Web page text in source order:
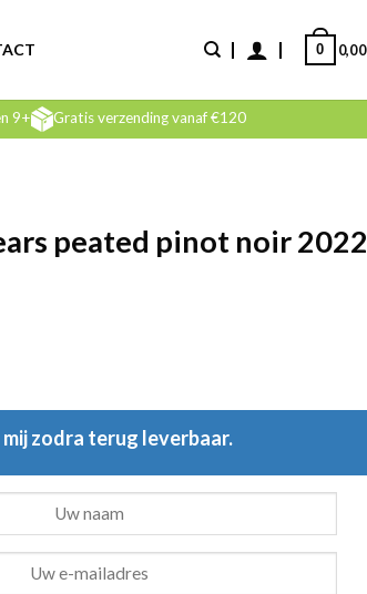
0,00
0
9+ Gratis verzending vanaf €120
peated pinot noir 2022
mij zodra terug leverbaar.